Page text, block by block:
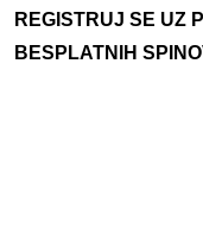
REGISTRUJ SE UZ
BESPLATNIH